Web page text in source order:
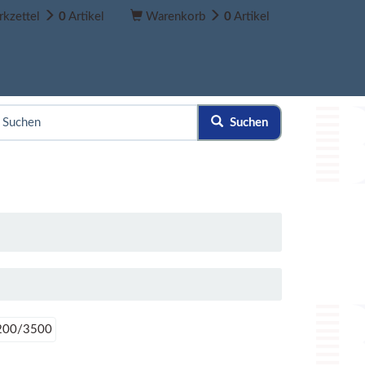
0 Artikel Warenkorb 0 Artikel
Suchen
3500